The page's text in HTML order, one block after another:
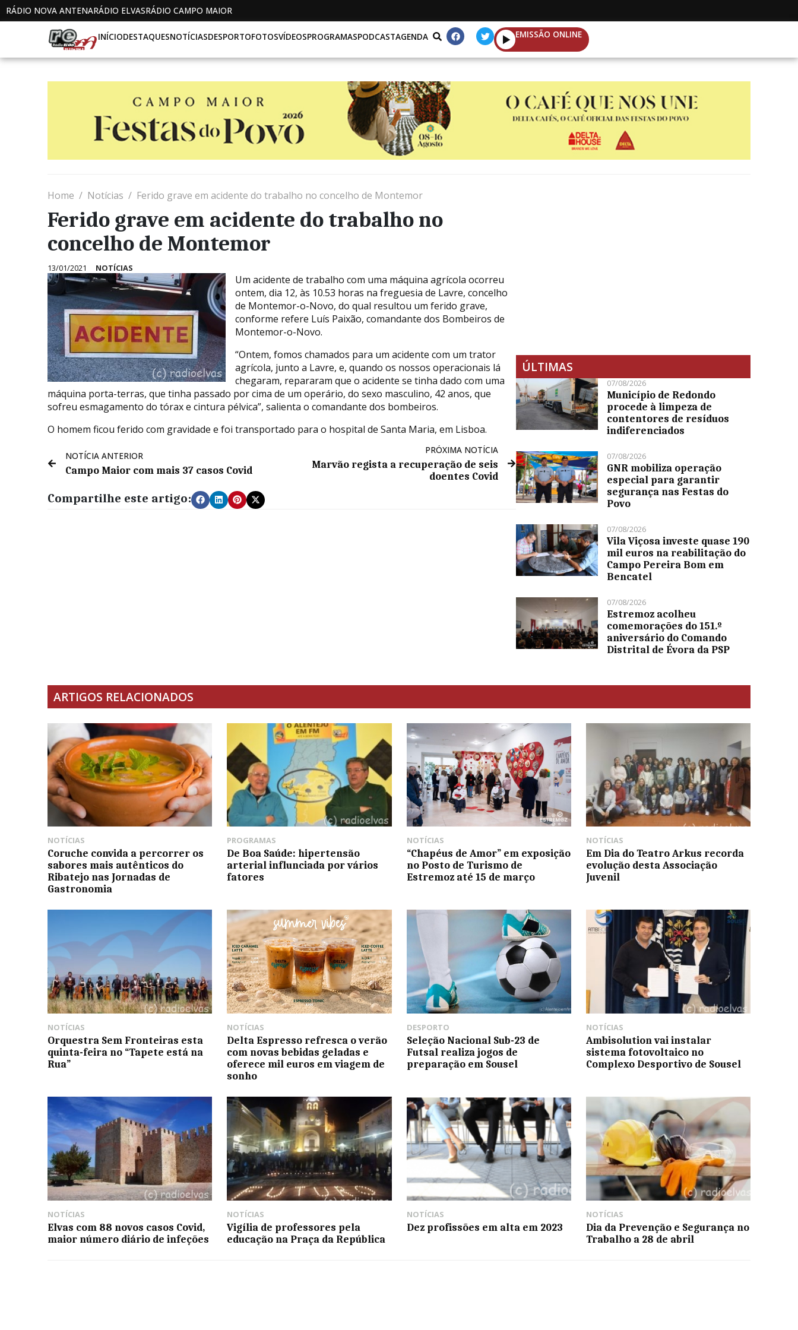
RÁDIO NOVA ANTENARÁDIO ELVASRÁDIO CAMPO MAIOR
INÍCIODESTAQUESNOTÍCIASDESPORTOFOTOSVÍDEOSPROGRAMASPODCASTAGENDA EMISSÃO ONLINE
Home Notícias Ferido grave em acidente do trabalho no concelho de Montemor
Ferido grave em acidente do trabalho no
concelho de Montemor
13/01/2021 NOTÍCIAS
Um acidente de trabalho com uma máquina agrícola ocorreu
ontem, dia 12, às 10.53 horas na freguesia de Lavre, concelho
de Montemor-o-Novo, do qual resultou um ferido grave,
conforme refere Luís Paixão, comandante dos Bombeiros de
Montemor-o-Novo.
“Ontem, fomos chamados para um acidente com um trator
agrícola, junto a Lavre, e, quando os nossos operacionais lá
chegaram, repararam que o acidente se tinha dado com uma
máquina porta-terras, que tinha passado por cima de um operário, do sexo masculino, 42 anos, que
sofreu esmagamento do tórax e cintura pélvica”, salienta o comandante dos bombeiros.
O homem ficou ferido com gravidade e foi transportado para o hospital de Santa Maria, em Lisboa.
NOTÍCIA ANTERIOR
Campo Maior com mais 37 casos Covid
PRÓXIMA NOTÍCIA
Marvão regista a recuperação de seis
doentes Covid
Compartilhe este artigo:
ÚLTIMAS
07/08/2026
Município de Redondo
procede à limpeza de
contentores de resíduos
indiferenciados
07/08/2026
GNR mobiliza operação
especial para garantir
segurança nas Festas do
Povo
07/08/2026
Vila Viçosa investe quase 190
mil euros na reabilitação do
Campo Pereira Bom em
Bencatel
07/08/2026
Estremoz acolheu
comemorações do 151.º
aniversário do Comando
Distrital de Évora da PSP
ARTIGOS RELACIONADOS
NOTÍCIAS
Coruche convida a percorrer os
sabores mais autênticos do
Ribatejo nas Jornadas de
Gastronomia
PROGRAMAS
De Boa Saúde: hipertensão
arterial influnciada por vários
fatores
NOTÍCIAS
“Chapéus de Amor” em exposição
no Posto de Turismo de
Estremoz até 15 de março
NOTÍCIAS
Em Dia do Teatro Arkus recorda
evolução desta Associação
Juvenil
NOTÍCIAS
Orquestra Sem Fronteiras esta
quinta-feira no “Tapete está na
Rua”
NOTÍCIAS
Delta Espresso refresca o verão
com novas bebidas geladas e
oferece mil euros em viagem de
sonho
DESPORTO
Seleção Nacional Sub-23 de
Futsal realiza jogos de
preparação em Sousel
NOTÍCIAS
Ambisolution vai instalar
sistema fotovoltaico no
Complexo Desportivo de Sousel
NOTÍCIAS
Elvas com 88 novos casos Covid,
maior número diário de infeções
NOTÍCIAS
Vigília de professores pela
educação na Praça da República
NOTÍCIAS
Dez profissões em alta em 2023
NOTÍCIAS
Dia da Prevenção e Segurança no
Trabalho a 28 de abril